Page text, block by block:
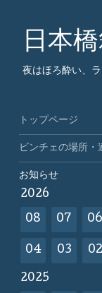
日本
夜はほろ酔い、
トップページ
ビンチェの場所・
お知らせ
2026
08 07 06
04 03 02
2025